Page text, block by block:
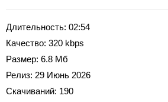
Длительность: 02:54
Качество: 320 kbps
Размер: 6.8 Мб
Релиз: 29 Июнь 2026
Скачиваний: 190